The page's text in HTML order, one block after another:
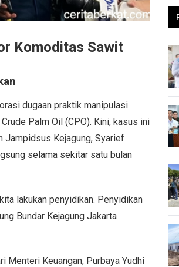
Komoditas Sawit
dugaan praktik manipulasi
Palm Oil (CPO). Kini, kasus ini
Jampidsus Kejagung, Syarief
selama sekitar satu bulan
lakukan penyidikan. Penyidikan
Bundar Kejagung Jakarta
Menteri Keuangan, Purbaya Yudhi